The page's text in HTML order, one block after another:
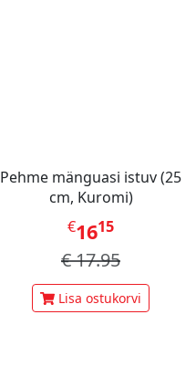
Pehme mänguasi istuv (25
cm, Kuromi)
€1615
€17.95
Lisa ostukorvi